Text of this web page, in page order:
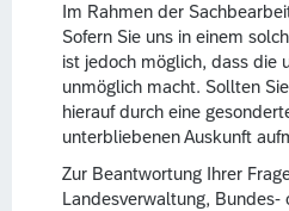
Im Rahmen der
Sofern Sie uns in einem
ist jedoch möglich, dass die
unmöglich macht. Sollten
hierauf durch eine
unterbliebenen Auskunft
Zur Beantwortung Ihrer
Landesverwaltung,